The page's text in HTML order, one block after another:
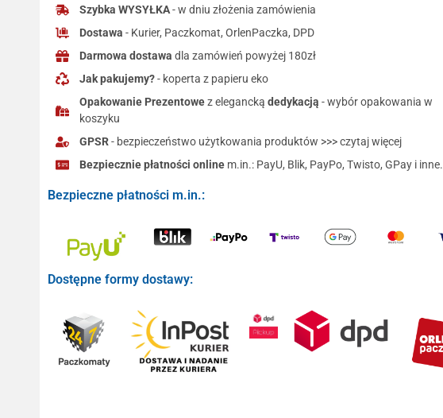
Szybka WYSYŁKA- w dniu złożenia zamówienia
Dostawa - Kurier, Paczkomat, OrlenPaczka, DPD
Darmowa dostawa dla zamówień powyżej 180zł
Jak pakujemy?- koperta z papieru eko
Opakowanie Prezentowez eleganckądedykacją - wybór opakowania w
koszyku
GPSR- bezpieczeństwo użytkowania produktów >>> czytaj więcej
Bezpiecznie płatności online m.in.: PayU, Blik, PayPo, Twisto, GPay i inne.
Bezpieczne płatności m.in.:
Dostępne formy dostawy: